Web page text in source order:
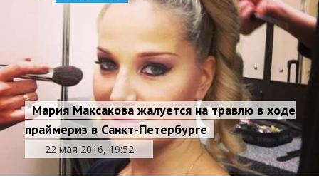
Мария Максакова жалуется на травлю в ходе
праймериз в Санкт-Петербурге
22 мая 2016, 19:52